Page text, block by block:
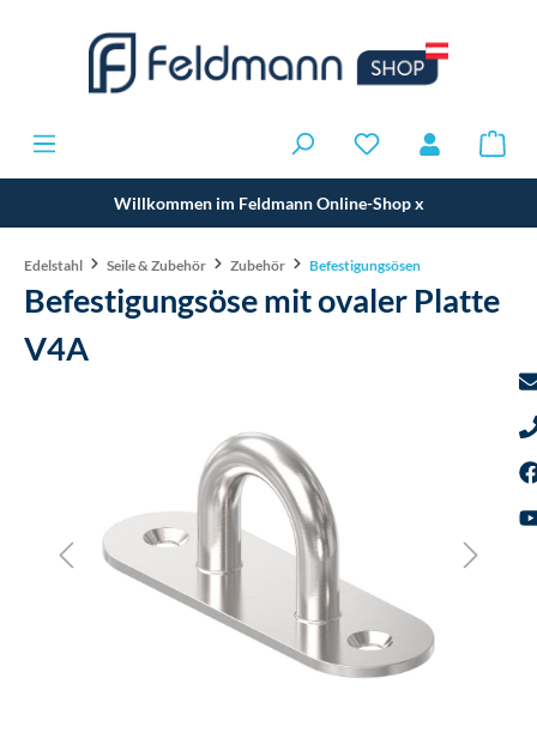
Willkommen im Feldmann Online-Shopx
Edelstahl Seile & Zubehör Zubehör Befestigungsösen
Befestigungsöse mit ovaler Platte
V4A